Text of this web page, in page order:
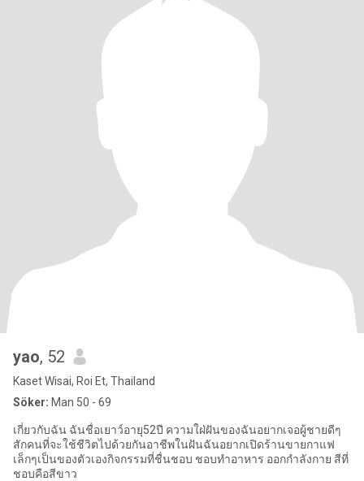
yao, 52
Kaset Wisai, Roi Et, Thailand
Söker: Man 50 - 69
เกี่ยวกับฉัน ฉันชื่อเยาว์อายุ52ปี ความใฝ่ฝันของฉันอยากเจอผู้ชายดีๆ
สักคนที่จะใช้ชีวิตไปด้วยกันอาชีพในฝันฉันอยากเปิดร้านขายกาแฟ
เล็กๆเป็นของตัวเองกิจกรรมที่ชื่นชอบ ชอบทำอาหาร ออกกำลังกาย สีที่
ชอบคือสีขาว